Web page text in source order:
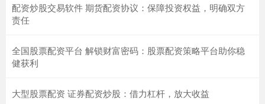
配资炒股交易软件 期货配资协议：保障投资权益，明确双方
责任
全国股票配资平台 解锁财富密码：股票配资策略平台助你稳
健获利
大型股票配资 证券配资炒股：借力杠杆，放大收益